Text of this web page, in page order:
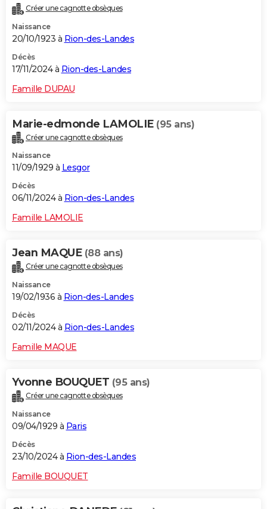
Créer une cagnotte obsèques
Naissance
20/10/1923 à Rion-des-Landes
Décès
17/11/2024 à Rion-des-Landes
Famille DUPAU
Marie-edmonde LAMOLIE (95 ans)
Créer une cagnotte obsèques
Naissance
11/09/1929 à Lesgor
Décès
06/11/2024 à Rion-des-Landes
Famille LAMOLIE
Jean MAQUE (88 ans)
Créer une cagnotte obsèques
Naissance
19/02/1936 à Rion-des-Landes
Décès
02/11/2024 à Rion-des-Landes
Famille MAQUE
Yvonne BOUQUET (95 ans)
Créer une cagnotte obsèques
Naissance
09/04/1929 à Paris
Décès
23/10/2024 à Rion-des-Landes
Famille BOUQUET